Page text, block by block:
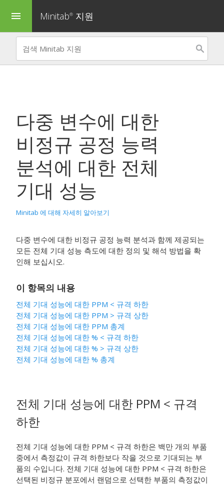
menu Minitab® 지원
다중 변수에 대한
비정규 공정 능력
분석에 대한 전체
기대 성능
Minitab 에 대해 자세히 알아보기
다중 변수에 대한 비정규 공정 능력 분석과 함께 제공되는
모든 전체 기대 성능 측도에 대한 정의 및 해석 방법을 확
인해 보십시오.
이 항목의 내용
전체 기대 성능에 대한 PPM < 규격 하한
전체 기대 성능에 대한 PPM > 규격 상한
전체 기대 성능에 대한 PPM 총계
전체 기대 성능에 대한 % < 규격 하한
전체 기대 성능에 대한 % > 규격 상한
전체 기대 성능에 대한 % 총계
전체 기대 성능에 대한 PPM < 규격
하한
전체 기대 성능에 대한 PPM < 규격 하한은 백만 개의 부품
중에서 측정값이 규격 하한보다 작을 것으로 기대되는 부
품의 수입니다. 전체 기대 성능에 대한 PPM < 규격 하한은
선택된 비정규 분포에서 랜덤으로 선택한 부품의 측정값이